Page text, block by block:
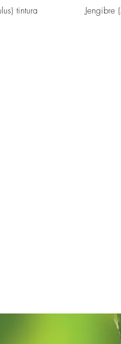
tintura Jengibre